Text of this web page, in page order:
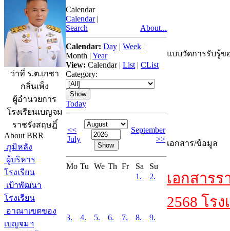
ว่าที่ ร.ต.เกชา
กลิ่นเพ็ง
ผู้อำนวยการ
โรงเรียนเบญจม
ราชรังสฤษฎิ์
About BRR
ภูมิหลัง
ผู้บริหาร
โรงเรียน
เป้าพัฒนา
โรงเรียน
อาณาเขตของ
เบญจมฯ
Calendar
Calendar |
Search
About...
Calendar: Day | Week |
Month | Year
View: Calendar| List | CList
Category:
Today
<<
July
September
>>
Mo Tu We Th Fr Sa
Su
1.
2.
3. 4. 5. 6. 7. 8. 9.
แบบวัดการรับรู้ข
เอกสาร/ข้อมูล
เอกสาร
2568 โร